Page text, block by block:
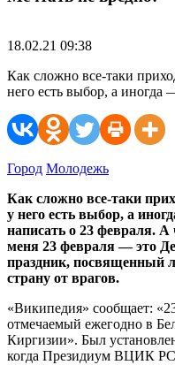
18.02.21 09:38
Как сложно все-таки
него есть выбор, а иногда
Город Молодежь
Как сложно все-таки
у него есть выбор, а
написать о 23 февраля. А
меня 23 февраля — это
праздник,
страну от врагов.
«Википедия» сообщает:
отмечаемый ежегодно в
Киргизии». Был
когда Президиум ВЦИК